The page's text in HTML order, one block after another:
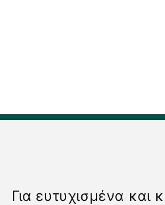
Για ευτυχισμένα και